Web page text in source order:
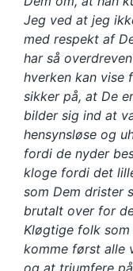
Jeg ved at jeg
med respekt af
har så
hverken kan vise
sikker på, at De
bilder sig ind at
hensynsløse og
fordi de nyder
kloge fordi det
som Dem drister
brutalt over for
Kløgtige folk
komme først alle
og at triumfere